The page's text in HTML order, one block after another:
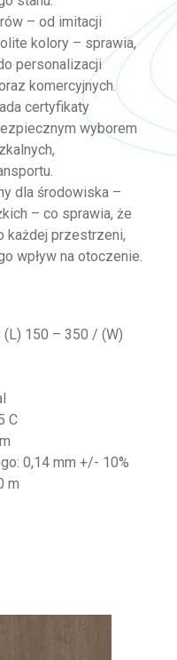
– od imitacji
kolory – sprawia,
personalizacji
komercyjnych.
certyfikaty
wyborem
dla środowiska –
– co sprawia, że
każdej przestrzeni,
wpływ na otoczenie.
(L) 150 – 350 / (W)
C
0,14 mm +/- 10%
m